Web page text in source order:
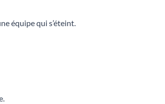
équipe qui s’éteint.